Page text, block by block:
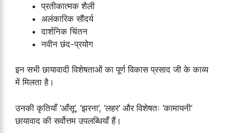
प्रतीकात्मक शैली
अलंकारिक सौंदर्य
दार्शनिक चिंतन
नवीन छंद-प्रयोग
इन सभी छायावादी विशेषताओं का पूर्ण विकास प्रसाद जी के काव्य
में मिलता है।
उनकी कृतियाँ ‘आँसू’, ‘झरना’, ‘लहर’ और विशेषतः ‘कामायनी’
छायावाद की सर्वोत्तम उपलब्धियाँ हैं।